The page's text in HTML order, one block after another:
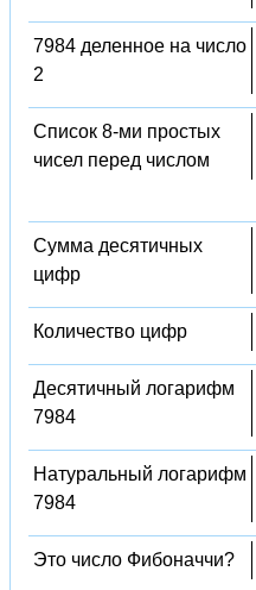
7984 деленное на число
2
Список 8-ми простых
чисел перед числом
Сумма десятичных
цифр
Количество цифр
Десятичный логарифм
7984
Натуральный логарифм
7984
Это число Фибоначчи?